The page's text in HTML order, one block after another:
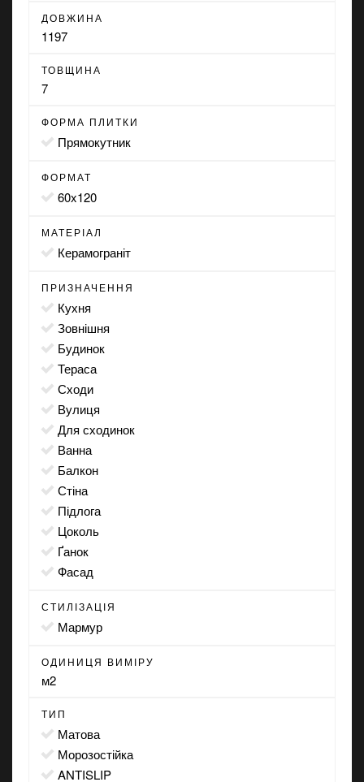
ДОВЖИНА
1197
ТОВЩИНА
7
ФОРМА ПЛИТКИ
прямокутник
ФОРМАТ
60x120
МАТЕРІАЛ
Керамограніт
ПРИЗНАЧЕННЯ
кухня
зовнішня
будинок
тераса
сходи
вулиця
для сходинок
ванна
балкон
стіна
підлога
цоколь
ґанок
фасад
СТИЛІЗАЦІЯ
мармур
ОДИНИЦЯ ВИМІРУ
м2
ТИП
матова
морозостійка
ANTISLIP